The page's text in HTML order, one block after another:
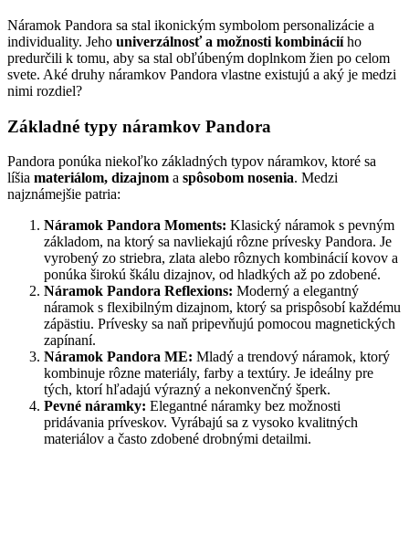
Náramok Pandora sa stal ikonickým symbolom personalizácie a
individuality. Jeho univerzálnosť a možnosti kombináciího
predurčili k tomu, aby sa stal obľúbeným doplnkom žien po celom
svete. Aké druhy náramkov Pandora vlastne existujú a aký je medzi
nimi rozdiel?
Základné typy náramkov Pandora
Pandora ponúka niekoľko základných typov náramkov, ktoré sa
líšia materiálom, dizajnom a spôsobom nosenia. Medzi
najznámejšie patria:
Náramok Pandora Moments: Klasický náramok s pevným
základom, na ktorý sa navliekajú rôzne prívesky Pandora. Je
vyrobený zo striebra, zlata alebo rôznych kombinácií kovov a
ponúka širokú škálu dizajnov, od hladkých až po zdobené.
Náramok Pandora Reflexions: Moderný a elegantný
náramok s flexibilným dizajnom, ktorý sa prispôsobí každému
zápästiu. Prívesky sa naň pripevňujú pomocou magnetických
zapínaní.
Náramok Pandora ME: Mladý a trendový náramok, ktorý
kombinuje rôzne materiály, farby a textúry. Je ideálny pre
tých, ktorí hľadajú výrazný a nekonvenčný šperk.
Pevné náramky: Elegantné náramky bez možnosti
pridávania príveskov. Vyrábajú sa z vysoko kvalitných
materiálov a často zdobené drobnými detailmi.